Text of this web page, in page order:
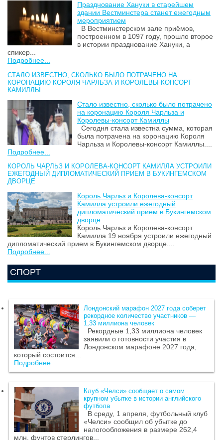
Празднование Хануки в старейшем
здании Вестминстера станет ежегодным
мероприятием
В Вестминстерском зале приёмов,
построенном в 1097 году, прошло второе
в истории празднование Хануки, а
спикер...
Подробнее...
СТАЛО ИЗВЕСТНО, СКОЛЬКО БЫЛО ПОТРАЧЕНО НА
КОРОНАЦИЮ КОРОЛЯ ЧАРЛЬЗА И КОРОЛЕВЫ-КОНСОРТ
КАМИЛЛЫ
Стало известно, сколько было потрачено
на коронацию Короля Чарльза и
Королевы-консорт Камиллы
Сегодня стала известна сумма, которая
была потрачена на коронацию Короля
Чарльза и Королевы-консорт Камиллы....
Подробнее...
КОРОЛЬ ЧАРЛЬЗ И КОРОЛЕВА-КОНСОРТ КАМИЛЛА УСТРОИЛИ
ЕЖЕГОДНЫЙ ДИПЛОМАТИЧЕСКИЙ ПРИЕМ В БУКИНГЕМСКОМ
ДВОРЦЕ
Король Чарльз и Королева-консорт
Камилла устроили ежегодный
дипломатический прием в Букингемском
дворце
Король Чарльз и Королева-консорт
Камилла 19 ноября устроили ежегодный
дипломатический прием в Букингемском дворце....
Подробнее...
СПОРТ
Лондонский марафон 2027 года соберет
рекордное количество участников —
1,33 миллиона человек
Рекордные 1,33 миллиона человек
заявили о готовности участия в
Лондонском марафоне 2027 года,
который состоится...
Подробнее...
Клуб «Челси» сообщает о самом
крупном убытке в истории английского
футбола
В среду, 1 апреля, футбольный клуб
«Челси» сообщил об убытке до
налогообложения в размере 262,4
млн. фунтов стерлингов...